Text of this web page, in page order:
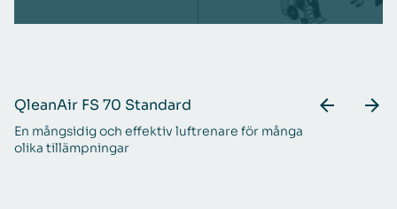
QleanAir FS 70 Standard
En mångsidig och effektiv luftrenare för många
olika tillämpningar